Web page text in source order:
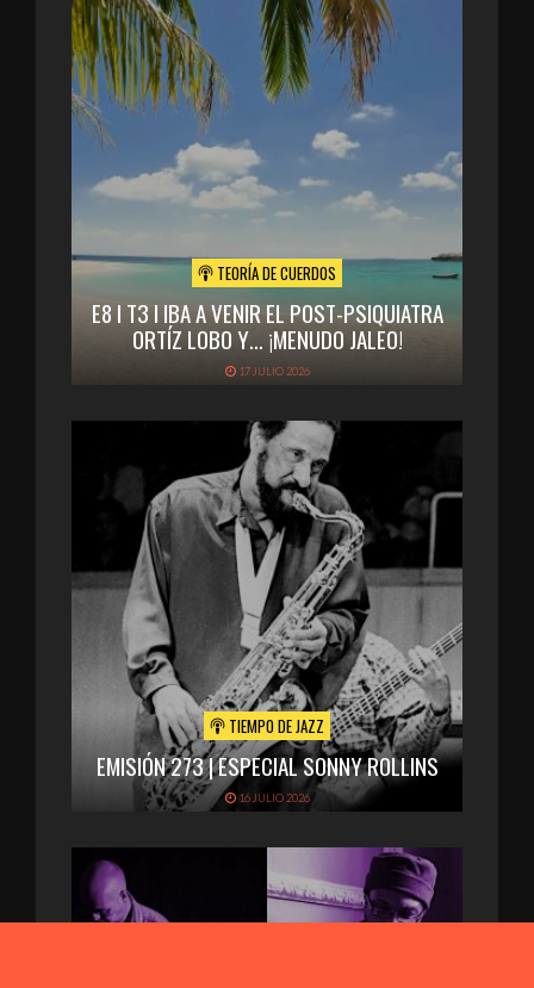
TEORÍA DE CUERDOS
E8 I T3 I IBA A VENIR EL POST-PSIQUIATRA
ORTÍZ LOBO Y… ¡MENUDO JALEO!
17 JULIO 2026
TIEMPO DE JAZZ
EMISIÓN 273 | ESPECIAL SONNY ROLLINS
16 JULIO 2026